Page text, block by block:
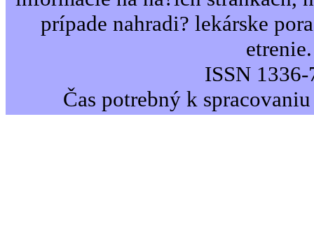
prípade nahradi? lekárske
etrenie.
ISSN
Čas potrebný k